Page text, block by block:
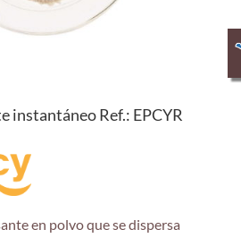
instantáneo Ref.: EPCYR
en polvo que se dispersa